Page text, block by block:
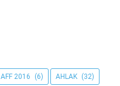
AFF 2016 (6) AHLAK (32)